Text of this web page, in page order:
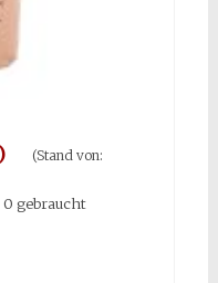
(Stand von:
0 gebraucht